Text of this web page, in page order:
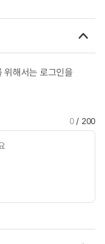
위해서는 로그인을
0/ 200